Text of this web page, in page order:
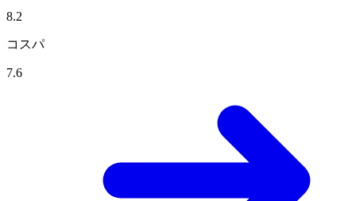
8.2
コスパ
7.6